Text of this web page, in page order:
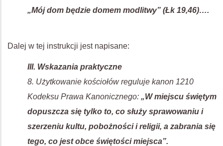
„Mój dom będzie domem modlitwy” (Łk 19,46)….
Dalej w tej instrukcji jest napisane:
III. Wskazania praktyczne
8. Użytkowanie kościołów reguluje kanon 1210
Kodeksu Prawa Kanonicznego: „W miejscu świętym
dopuszcza się tylko to, co służy sprawowaniu i
szerzeniu kultu, pobożności i religii, a zabrania się
tego, co jest obce świętości miejsca”.